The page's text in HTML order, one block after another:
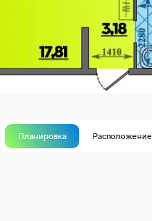
Планировка Расположение